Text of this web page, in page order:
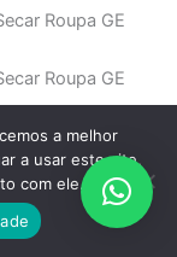
Roupa GE
Roupa GE
Roupa GE
Roupa GE
a melhor
a usar este site,
com ele.